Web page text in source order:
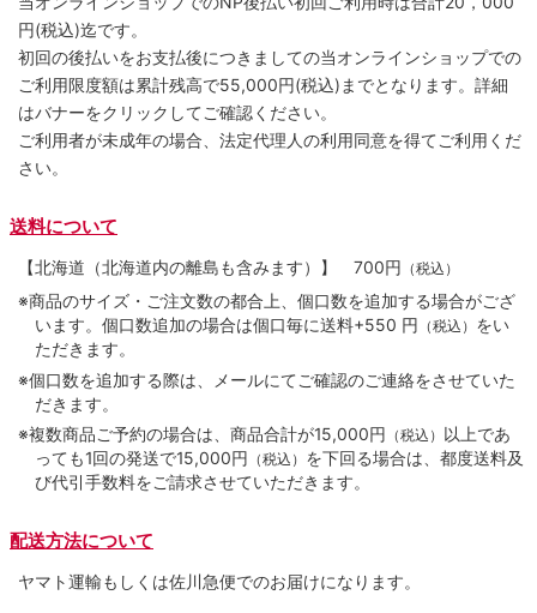
円(税込)迄です。
初回の後払いをお支払後につきましての当オンラインショップでの
ご利用限度額は累計残高で55,000円(税込)までとなります。詳細
はバナーをクリックしてご確認ください。
ご利用者が未成年の場合、法定代理人の利用同意を得てご利用くだ
さい。
送料について
【北海道（北海道内の離島も含みます）】 700円 （税込）
※商品のサイズ・ご注文数の都合上、個口数を追加する場合がござ
います。個口数追加の場合は個口毎に送料+550 円 （税込） をい
ただきます。
※個口数を追加する際は、メールにてご確認のご連絡をさせていた
だきます。
※複数商品ご予約の場合は、商品合計が15,000円 （税込） 以上であ
っても1回の発送で15,000円 （税込） を下回る場合は、都度送料及
び代引手数料をご請求させていただきます。
配送方法について
ヤマト運輸もしくは佐川急便でのお届けになります。